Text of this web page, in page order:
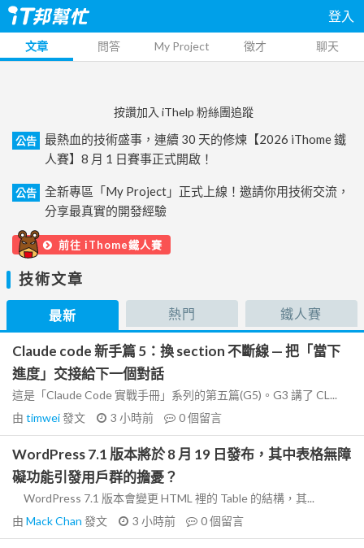
登入
文章 問答 My Project 徵才 聊天
按讚加入 iThelp 粉絲團追蹤
公告
最熱血的技術盛事，連續 30 天的修煉【2026 iThome 鐵
人賽】8 月 1 日賽事正式開啟！
公告
全新專區「My Project」正式上線！邀請你用技術交流，
分享最真實的開發經驗
前往 iThome鐵人賽
技術文章
最新 熱門 鐵人賽
Claude code 新手篇 5：換 section 不斷線 — 把「當下
進度」交接給下一個對話
這是「Claude Code 實戰手冊」系列的第五篇(G5)。G3 講了 CL...
由 timwei發文 3 小時前 0個留言
WordPress 7.1 版本將於 8 月 19 日發布，其中表格無障
礙功能引發用戶群的擔憂？
WordPress 7.1 版本會變更 HTML 裡的 Table 的結構，其...
由 Mack Chan 發文 3 小時前 0個留言